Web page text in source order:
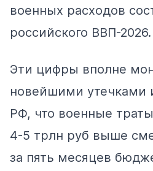
военных расходов
российского ВВП-2026.
Эти цифры вполне
новейшими утечками
РФ, что военные
4-5 трлн руб выше
за пять месяцев